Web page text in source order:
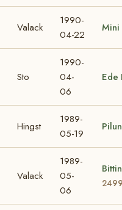
Valack
1990-
04-22
Mini
Sto
1990-
04-
06
Ede
Hingst
1989-
05-19
Valack
1989-
05-
06